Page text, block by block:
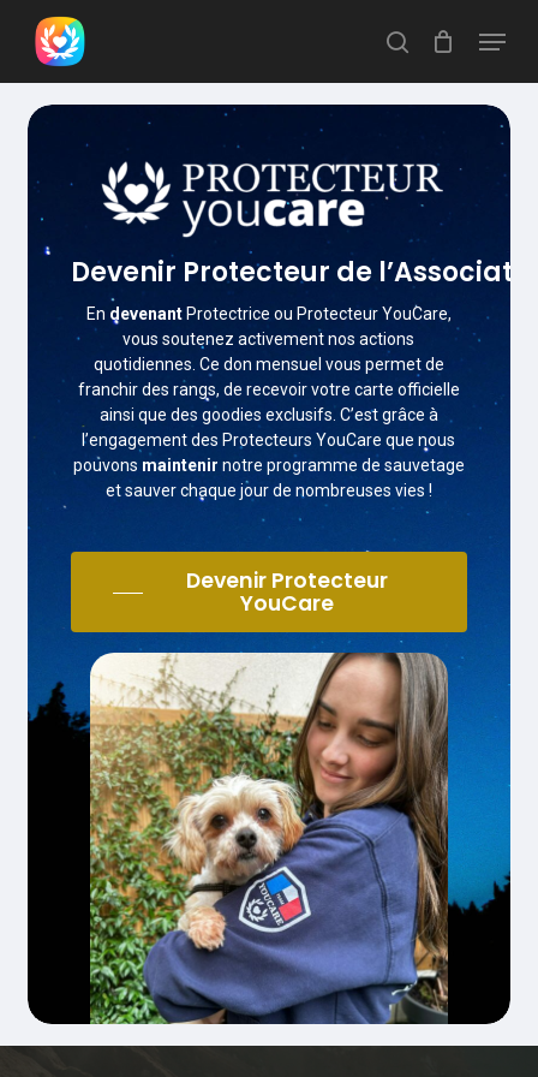
Skip
content
search
Menu
Devenir Protecteur de
En devenantProtectrice ou Protecteur YouCare,
vous soutenez activement nos actions
quotidiennes. Ce don mensuel vous permet de
franchir des rangs, de recevoir votre carte officielle
ainsi que des goodies exclusifs. C’est grâce à
l’engagement des Protecteurs YouCare que nous
pouvons maintenir notre programme de sauvetage
et sauver chaque jour de nombreuses vies !
Devenir Protecteur
YouCare
Close
Menu